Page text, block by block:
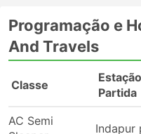
Indapur Pune
Pandharpur - Pune
Pune - Indapur
Pune - Pandharpur
Preços de
Programação e
And Travels
Classe
Partida
AC Semi
Indapur